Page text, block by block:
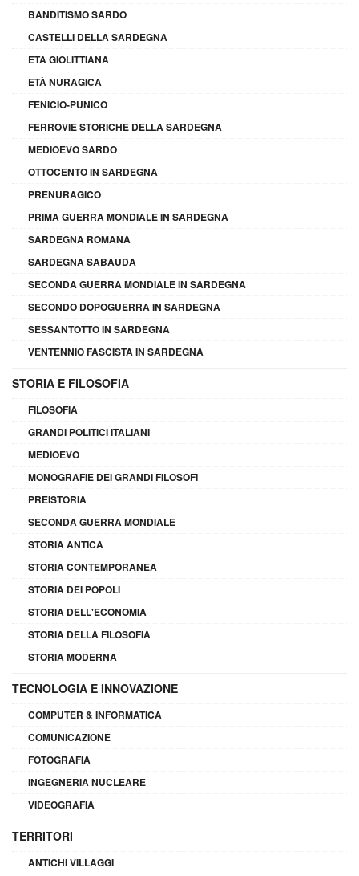
BANDITISMO SARDO
CASTELLI DELLA SARDEGNA
ETÀ GIOLITTIANA
ETÀ NURAGICA
FENICIO-PUNICO
FERROVIE STORICHE DELLA SARDEGNA
MEDIOEVO SARDO
OTTOCENTO IN SARDEGNA
PRENURAGICO
PRIMA GUERRA MONDIALE IN SARDEGNA
SARDEGNA ROMANA
SARDEGNA SABAUDA
SECONDA GUERRA MONDIALE IN SARDEGNA
SECONDO DOPOGUERRA IN SARDEGNA
SESSANTOTTO IN SARDEGNA
VENTENNIO FASCISTA IN SARDEGNA
STORIA E FILOSOFIA
FILOSOFIA
GRANDI POLITICI ITALIANI
MEDIOEVO
MONOGRAFIE DEI GRANDI FILOSOFI
PREISTORIA
SECONDA GUERRA MONDIALE
STORIA ANTICA
STORIA CONTEMPORANEA
STORIA DEI POPOLI
STORIA DELL'ECONOMIA
STORIA DELLA FILOSOFIA
STORIA MODERNA
TECNOLOGIA E INNOVAZIONE
COMPUTER & INFORMATICA
COMUNICAZIONE
FOTOGRAFIA
INGEGNERIA NUCLEARE
VIDEOGRAFIA
TERRITORI
ANTICHI VILLAGGI